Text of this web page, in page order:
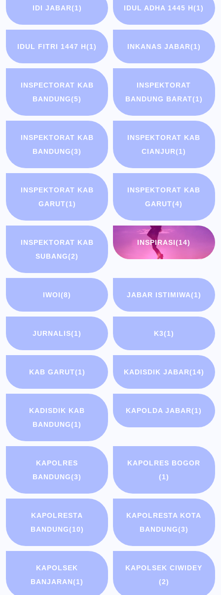
IDI JABAR(1) IDUL ADHA 1445 H(1)
IDUL FITRI 1447 H(1) INKANAS JABAR(1)
INSPECTORAT KAB
BANDUNG(5)
INSPEKTORAT
BANDUNG BARAT(1)
INSPEKTORAT KAB
BANDUNG(3)
INSPEKTORAT KAB
CIANJUR(1)
INSPEKTORAT KAB
GARUT(1)
INSPEKTORAT KAB
GARUT(4)
INSPEKTORAT KAB
SUBANG(2)
INSPIRASI(14)
IWOI(8) JABAR ISTIMIWA(1)
JURNALIS(1) K3(1)
KAB GARUT(1) KADISDIK JABAR(14)
KADISDIK KAB
BANDUNG(1)
KAPOLDA JABAR(1)
KAPOLRES
BANDUNG(3)
KAPOLRES BOGOR
(1)
KAPOLRESTA
BANDUNG(10)
KAPOLRESTA KOTA
BANDUNG(3)
KAPOLSEK
BANJARAN(1)
KAPOLSEK CIWIDEY
(2)